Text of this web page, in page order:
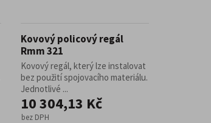
Kovový policový regál
Rmm 321
Kovový regál, který lze instalovat
bez použití spojovacího materiálu.
Jednotlivé ...
10 304,13 Kč
bez DPH